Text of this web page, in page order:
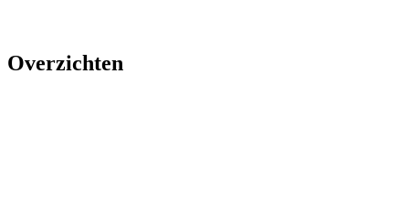
Overzichten